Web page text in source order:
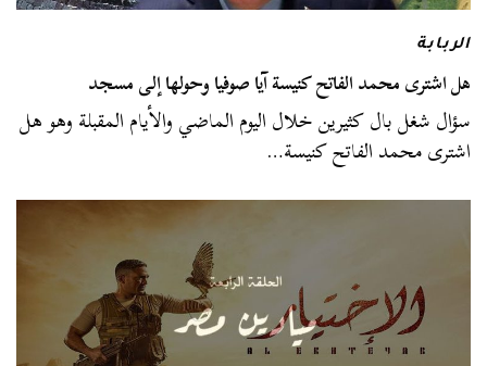
الربابة
هل اشترى محمد الفاتح كنيسة آيا صوفيا وحولها إلى مسجد
سؤال شغل بال كثيرين خلال اليوم الماضي والأيام المقبلة وهو هل
اشترى محمد الفاتح كنيسة…